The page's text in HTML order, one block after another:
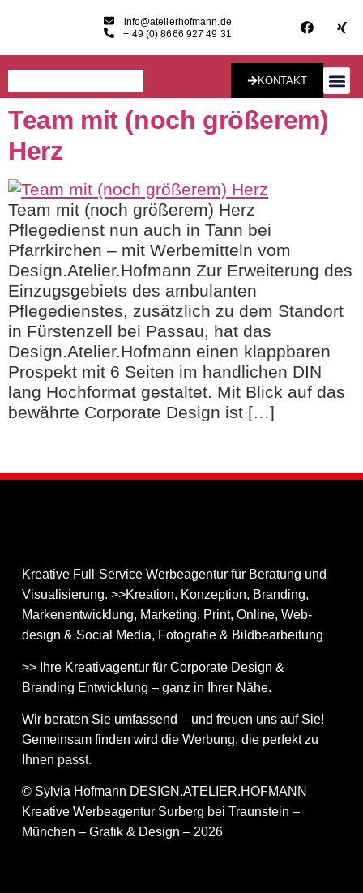
info@atelierhofmann.de
+ 49 (0) 8666 927 49 31
KONTAKT
Team mit (noch größerem)
Herz
Team mit (noch größerem) Herz
Pflegedienst nun auch in Tann bei
Pfarrkirchen – mit Werbemitteln vom
Design.Atelier.Hofmann Zur Erweiterung des
Einzugsgebiets des ambulanten
Pflegedienstes, zusätzlich zu dem Standort
in Fürstenzell bei Passau, hat das
Design.Atelier.Hofmann einen klappbaren
Prospekt mit 6 Seiten im handlichen DIN
lang Hochformat gestaltet. Mit Blick auf das
bewährte Corporate Design ist […]
Kreative Full-Service Werbeagentur für Beratung und
Visualisierung. >>Kreation, Konzeption, Branding,
Markenentwicklung, Marketing, Print, Online, Web­
design & Social Media, Fotografie & Bildbear­bei­tung
>> Ihre Kreativagentur für Corporate Design &
Branding Entwicklung – ganz in Ihrer Nähe.
Wir beraten Sie umfassend – und freuen uns auf Sie!
Gemeinsam finden wird die Werbung, die perfekt zu
Ihnen passt.
© Sylvia Hofmann DESIGN.ATELIER.HOFMANN
Kreative Werbeagentur Surberg bei Traunstein –
München – Grafik & Design – 2026